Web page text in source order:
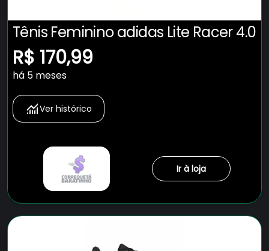
Tênis Feminino adidas Lite Racer 4.0
R$ 170,99
há 5 meses
Ver histórico
Ir à loja